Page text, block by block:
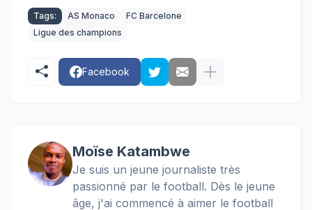
Tags: AS Monaco
FC Barcelone
Ligue des champions
Facebook
Moïse Katambwe
Je suis un jeune journaliste très
passionné par le football. Dès le jeune
âge, j'ai commencé à aimer le football